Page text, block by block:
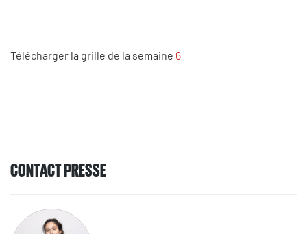
Télécharger la grille de la semaine 6
CONTACT PRESSE